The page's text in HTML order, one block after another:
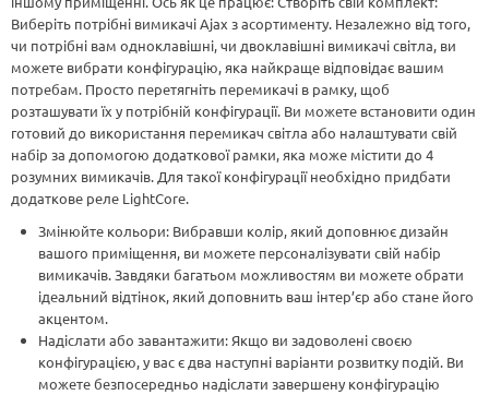
Виберіть потрібні вимикачі Ajax з асортименту. Незалежно від того,
чи потрібні вам одноклавішні, чи двоклавішні вимикачі світла, ви
можете вибрати конфігурацію, яка найкраще відповідає вашим
потребам. Просто перетягніть перемикачі в рамку, щоб
розташувати їх у потрібній конфігурації. Ви можете встановити один
готовий до використання перемикач світла або налаштувати свій
набір за допомогою додаткової рамки, яка може містити до 4
розумних вимикачів. Для такої конфігурації необхідно придбати
додаткове реле LightCore.
Змінюйте кольори: Вибравши колір, який доповнює дизайн
вашого приміщення, ви можете персоналізувати свій набір
вимикачів. Завдяки багатьом можливостям ви можете обрати
ідеальний відтінок, який доповнить ваш інтер’єр або стане його
акцентом.
Надіслати або завантажити: Якщо ви задоволені своєю
конфігурацією, у вас є два наступні варіанти розвитку подій. Ви
можете безпосередньо надіслати завершену конфігурацію